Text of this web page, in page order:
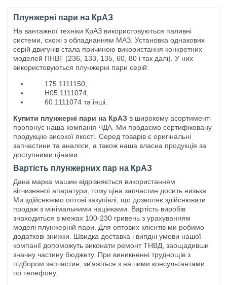
Плунжерні пари на КрАЗ
На вантажної техніки КрАЗ використовуються паливні
системи, схожі з обладнанням МАЗ. Установка однакових
серій двигунів стала причиною використання конкретних
моделей ПНВТ (236, 133, 135, 60, 80 і так далі). У них
використовуються плунжерні пари серій:
175.1111150;
Н05.1111074;
60.1111074 та інші.
Купити плунжерні пари на КрАЗ в широкому асортименті
пропонує наша компанія ЧДА. Ми продаємо сертифіковану
продукцію високої якості. Серед товарів є оригінальні
запчастини та аналоги, а також наша власна продукція за
доступними цінами.
Вартість плунжерних пар на КрАЗ
Дана марка машин відрізняється використанням
вітчизняної апаратури, тому ціна запчастин досить низька.
Ми здійснюємо оптові закупівлі, що дозволяє здійснювати
продаж з мінімальними націнками. Вартість виробів
знаходиться в межах 100-230 гривень з урахуванням
моделі плунжерній пари. Для оптових клієнтів ми робимо
додаткові знижки. Швидка доставка і вигідні умови нашої
компанії допоможуть виконати ремонт ТНВД, заощадивши
значну частину бюджету. При виникненні труднощів з
підбором запчастин, зв'яжіться з нашими консультантами
по телефону.